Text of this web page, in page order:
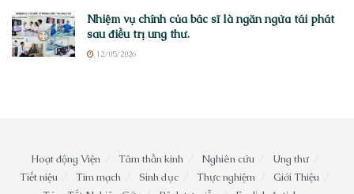
Nhiệm vụ chính của bác sĩ là ngăn ngừa tái phát
sau điều trị ung thư.
12/05/2026
Hoạt động Viện Tâm thần kinh Nghiên cứu
Ung thư
Tiết niệu
Tim mạch Sinh dục Thực nghiệm
Giới Thiệu